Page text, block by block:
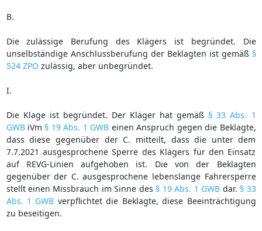
B.
Die zulässige Berufung des Klägers ist begründet. Die
unselbständige Anschlussberufung der Beklagten ist gemäß §
524 ZPO zulässig, aber unbegründet.
I.
Die Klage ist begründet. Der Kläger hat gemäß § 33 Abs. 1
GWBiVm § 19 Abs. 1 GWB einen Anspruch gegen die Beklagte,
dass diese gegenüber der C. mitteilt, dass die unter dem
7.7.2021 ausgesprochene Sperre des Klägers für den Einsatz
auf REVG-Linien aufgehoben ist. Die von der Beklagten
gegenüber der C. ausgesprochene lebenslange Fahrersperre
stellt einen Missbrauch im Sinne des § 19 Abs. 1 GWB dar. § 33
Abs. 1 GWB verpflichtet die Beklagte, diese Beeinträchtigung
zu beseitigen.